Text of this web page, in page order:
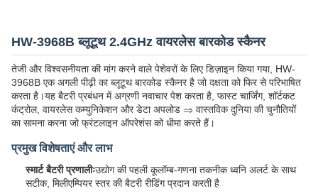
HW-3968B ब्लूटूथ 2.4GHz वायरलेस बारकोड स्कैनर
तेजी और विश्वसनीयता की मांग करने वाले पेशेवरों के लिए डिज़ाइन किया गया, HW-
3968B एक अगली पीढ़ी का ब्लूटूथ बारकोड स्कैनर है जो दक्षता को फिर से परिभाषित
करता है।यह बैटरी प्रबंधन में अग्रणी नवाचार पेश करता है, फास्ट चार्जिंग, शॉर्टकट
कंट्रोल, वायरलेस कम्युनिकेशन और डेटा अपलोड ⇒ वास्तविक दुनिया की चुनौतियों
का सामना करना जो फ्रंटलाइन ऑपरेशंस को धीमा करते हैं।
प्रमुख विशेषताएं और लाभ
स्मार्ट बैटरी प्रणालीःउद्योग की पहली कूलॉम्ब-गणना तकनीक ध्वनि अलर्ट के साथ
सटीक, मिलीएम्पियर स्तर की बैटरी रीडिंग प्रदान करती है